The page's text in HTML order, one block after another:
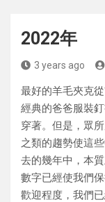
2022年
3 years ago
最好的羊毛夾克
經典的爸爸服裝
穿著。但是，眾
之類的趨勢使這
去的幾年中，本
數字已經使我們
歡迎程度，我們